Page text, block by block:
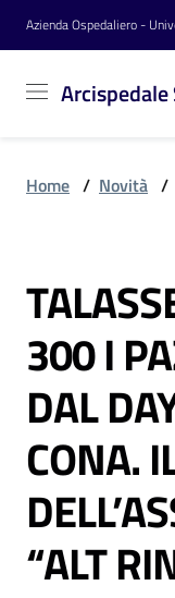
Vai al contenuto
Vai alla navigazione
Vai al footer
Azienda Ospedaliero -
Sant'Anna
Azienda
Servizi
Reparti
Novità
Home / Novità /
Salta al contenuto
300 I
DAL
CONA.
“ALT